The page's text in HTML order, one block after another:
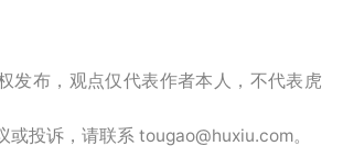
发布，观点仅代表作者本人，不代表虎
或投诉，请联系 tougao@huxiu.com。